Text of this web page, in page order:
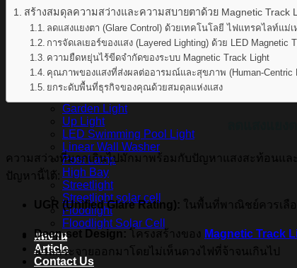
LED Ribbon
LED Neon Flex
Power Supply
LED Panel
LED Panel Light Office
Wall Light
Bollard
Step Light
Garden Light
Up Light
LED Swimming Pool Light
Linear Wall Washer
Post Lamp
High Bay
Streetlight
Streetlight solar cell
Floodlight
Floodlight Solar Cell
ผลงาน
Article
Contact Us
สร้างสมดุลความสว่างและความสบายตาด้วย Magnetic Track
ลดแสงแยงตา (Glare Control) ด้วยเทคโนโลยี ไฟแทรคไลท์แม่เ
การจัดเลเยอร์ของแสง (Layered Lighting) ด้วย LED Magnetic
ความยืดหยุ่นไร้ขีดจำกัดของระบบ Magnetic Track Light
คุณภาพของแสงที่ส่งผลต่ออารมณ์และสุขภาพ (Human-Centric
ยกระดับพื้นที่ธุรกิจของคุณด้วยสมดุลแห่งแสง
ความสว่างที่มากเกินไปมักมาพร้อมกับปัญหาแสงสะท้อนแล
ปัญหานี้ได้:
UGR (Unified Glare Rating): ในพื้นที่พาณิชย์ควรเลือ
Deep-set Design: โครงสร้างของ Magnetic Track
นวลกระจายออกมาโดยไม่เห็นดวงไฟที่จ้าจนเกินไป